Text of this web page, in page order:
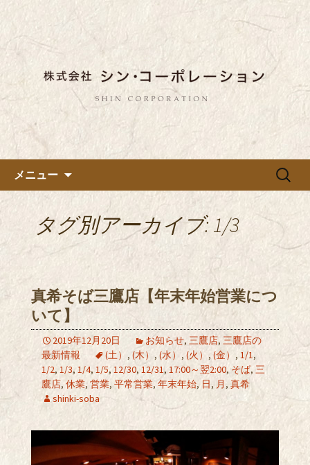
都内に5店舗展開している蕎麦
のお店「真希（しんき）」を運
営する「株式会社シン・コーポ
レーション」のブログ
東京都内に5店舗ある美味しい蕎麦のお
店「真希（しんき）」と運営の「株式
会社シン・コーポレーション」の新着
情報はこちら。店舗によって24時間営
業、宴会なども承っております。季節
のメニューも豊富にご用意。
メニュー
検
タグ別アーカイブ: 1/3
真希そば三鷹店【年末年始営業につ
いて】
2019年12月20日 お知らせ, 三鷹店, 三鷹店の
最新情報
(土） , (木） , (水） , (火） , (金） , 1/1,
1/2, 1/3, 1/4, 1/5, 12/30, 12/31, 17:00～翌2:00, そば, 三
鷹店, 休業, 営業, 平常営業, 年末年始, 日, 月 , 真希
shinki-soba